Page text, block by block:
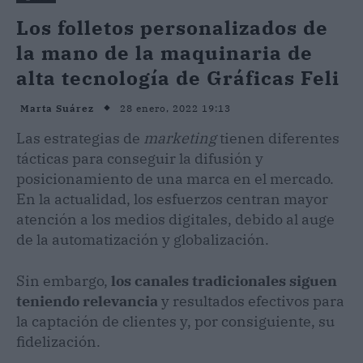
Los folletos personalizados de
la mano de la maquinaria de
alta tecnología de Gráficas Feli
Marta Suárez 28 enero, 2022 19:13
Las estrategias de marketingtienen diferentes
tácticas para conseguir la difusión y
posicionamiento de una marca en el mercado.
En la actualidad, los esfuerzos centran mayor
atención a los medios digitales, debido al auge
de la automatización y globalización.
Sin embargo, los canales tradicionales siguen
teniendo relevancia y resultados efectivos para
la captación de clientes y, por consiguiente, su
fidelización.